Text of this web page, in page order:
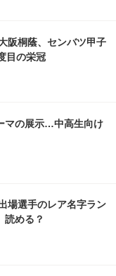
阪桐蔭、センバツ甲子
目の栄冠
マの展示…中高生向け
場選手のレア名字ラン
める？